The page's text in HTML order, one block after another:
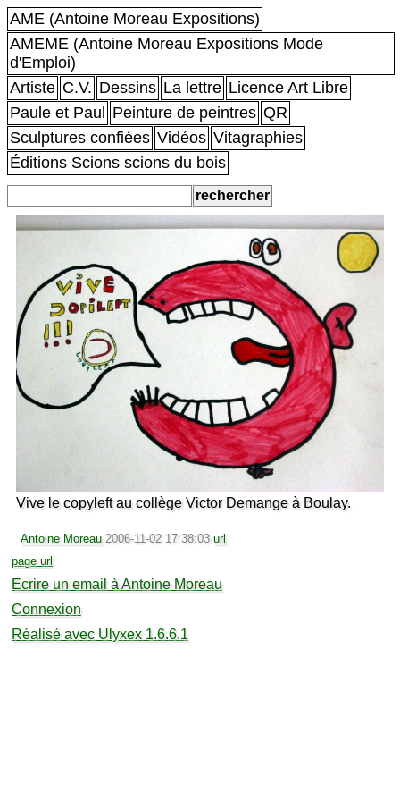
AME (Antoine Moreau Expositions)
AMEME (Antoine Moreau Expositions Mode
d'Emploi)
Artiste C.V. Dessins La lettre Licence Art Libre
Paule et Paul
Peinture de peintres QR
Sculptures confiées Vidéos Vitagraphies
Éditions Scions scions du bois
Vive le copyleft au collège Victor Demange à Boulay.
Antoine Moreau 2006-11-02 17:38:03 url
page url
Ecrire un email à Antoine Moreau
Connexion
Réalisé avec Ulyxex 1.6.6.1